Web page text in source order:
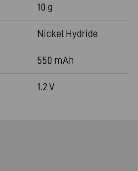
10 g
Nickel Hydride
550 mAh
1.2 V